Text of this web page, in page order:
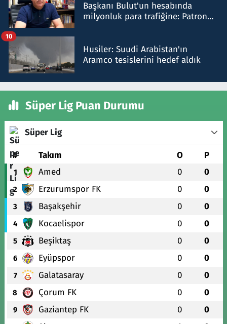
Başkanı Bulut'un hesabında
milyonluk para trafiğine: Patron
Husiler: Suudi Arabistan'ın
Aramco tesislerini hedef aldık
10
Süper Lig Puan Durumu
Süper Lig
# Takım O P
1 Amed 0 0
2 Erzurumspor FK 0 0
3 Başakşehir 0 0
4 Kocaelispor 0 0
5 Beşiktaş 0 0
6 Eyüpspor 0 0
7 Galatasaray 0 0
8 Çorum FK 0 0
9 Gaziantep FK 0 0